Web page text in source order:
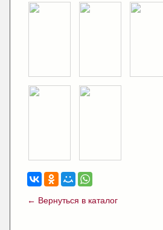
← Вернуться в каталог